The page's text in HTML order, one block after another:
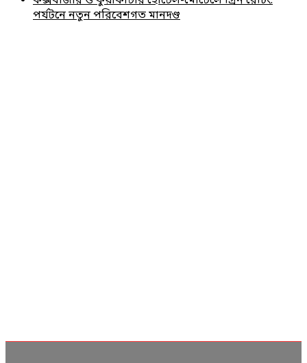
পর্যটনে নতুন পরিবেশগত মানদণ্ড